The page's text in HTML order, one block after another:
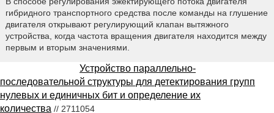
гибридного транспортного средства после команды на глушение
двигателя открывают регулирующий клапан вытяжного
устройства, когда частота вращения двигателя находится между
первым и вторым значениями.
Устройство параллельно-
последовательной структуры для детектирования групп
нулевых и единичных бит и определение их
количества // 2711054